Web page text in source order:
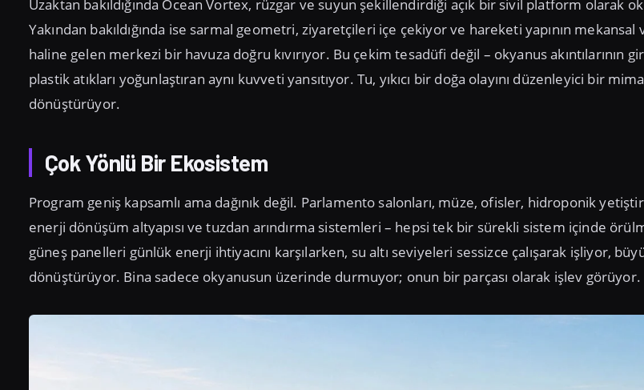
Uzaktan bakıldığında Ocean Vortex, rüzgar ve suyun şekillendirdiği açık bir sivil platform olarak
Yakından bakıldığında ise sarmal geometri, ziyaretçileri içe çekiyor ve hareketi yapının
haline gelen merkezi bir havuza doğru kıvırıyor. Bu çekim tesadüfi değil – okyanus akıntılarının
plastik atıkları yoğunlaştıran aynı kuvveti yansıtıyor. Tu, yıkıcı bir doğa olayını düzenleyici bir
dönüştürüyor.
Çok Yönlü Bir Ekosistem
Program geniş kapsamlı ama dağınık değil. Parlamento salonları, müze, ofisler, hidroponik
enerji dönüşüm altyapısı ve tuzdan arındırma sistemleri – hepsi tek bir sürekli sistem içinde
güneş panelleri günlük enerji ihtiyacını karşılarken, su altı seviyeleri sessizce çalışarak işliyor,
dönüştürüyor. Bina sadece okyanusun üzerinde durmuyor; onun bir parçası olarak işlev görüyor.